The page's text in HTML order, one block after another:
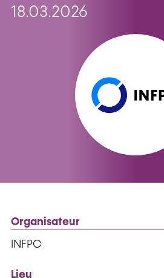
18.03.2026
Organisateur
INFPC
Lieu